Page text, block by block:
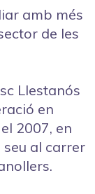
amb més
de les
Llestanós
en
2007, en
seu al carrer